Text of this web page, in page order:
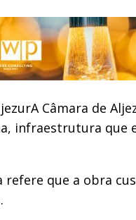
A Câmara de
infraestrutura
refere que a obra